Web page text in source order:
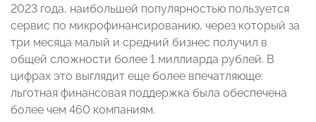
2023 года, наибольшей популярностью пользуется
сервис по микрофинансированию, через который за
три месяца малый и средний бизнес получил в
общей сложности более 1 миллиарда рублей. В
цифрах это выглядит еще более впечатляюще:
льготная финансовая поддержка была обеспечена
более чем 460 компаниям.